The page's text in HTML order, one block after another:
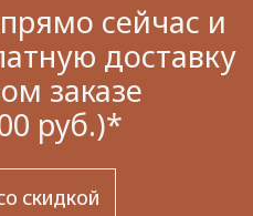
сейчас и
доставку
заказе
руб.)*
СКИДКОЙ